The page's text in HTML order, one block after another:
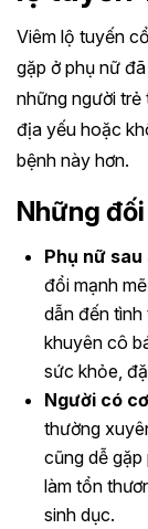
Viêm lộ tuyến
gặp ở phụ nữ
những người
địa yếu hoặc
bệnh này hơn.
Những
Phụ nữ sau
đổi mạnh
dẫn đến tình
khuyên cô
sức khỏe,
Người có
thường
cũng dễ
làm tổn
sinh dục.